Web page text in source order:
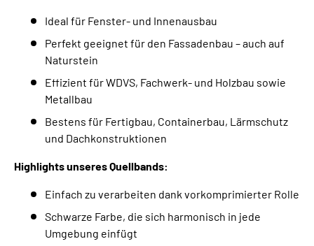
Ideal für Fenster- und Innenausbau
Perfekt geeignet für den Fassadenbau – auch auf
Naturstein
Effizient für WDVS, Fachwerk- und Holzbau sowie
Metallbau
Bestens für Fertigbau, Containerbau, Lärmschutz
und Dachkonstruktionen
Highlights unseres Quellbands:
Einfach zu verarbeiten dank vorkomprimierter Rolle
Schwarze Farbe, die sich harmonisch in jede
Umgebung einfügt